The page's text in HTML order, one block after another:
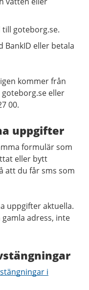
goteborg.se.
BankID eller betala
kommer från
eller
00.
uppgifter
formulär som
eller bytt
att du får sms som
uppgifter aktuella.
adress, inte
i